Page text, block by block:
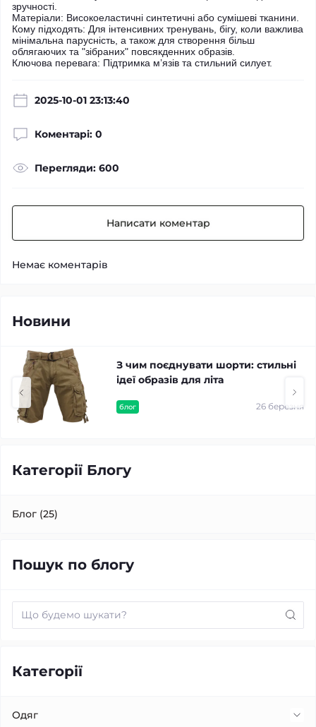
зручності.
Матеріали: Високоеластичні синтетичні або сумішеві тканини.
Кому підходять: Для інтенсивних тренувань, бігу, коли важлива
мінімальна парусність, а також для створення більш
облягаючих та "зібраних" повсякденних образів.
Ключова перевага: Підтримка м’язів та стильний силует.
2025-10-01 23:13:40
Коментарі: 0
Перегляди: 600
Написати коментар
Немає коментарів
Новини
блог 26 березня
З чим поєднувати шорти: стильні
ідеї образів для літа
Категорії Блогу
Блог (25)
Пошук по блогу
Категорії
Одяг